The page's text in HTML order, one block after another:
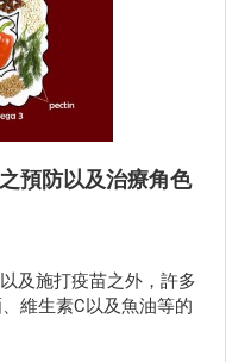
預防以及治療角色
及施打疫苗之外，許多
維生素C以及魚油等的